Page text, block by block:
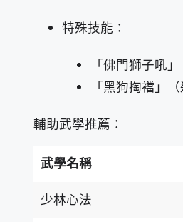
特殊技能：
「佛門獅子吼
「黑狗掏襠」
輔助武學推薦：
武學名稱
少林心法